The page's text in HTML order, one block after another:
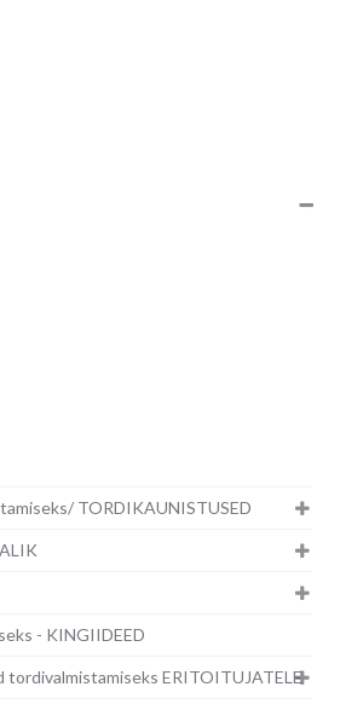
TORDIKAUNISTUSED
- KINGIIDEED
tordivalmistamiseks ERITOITUJATELE